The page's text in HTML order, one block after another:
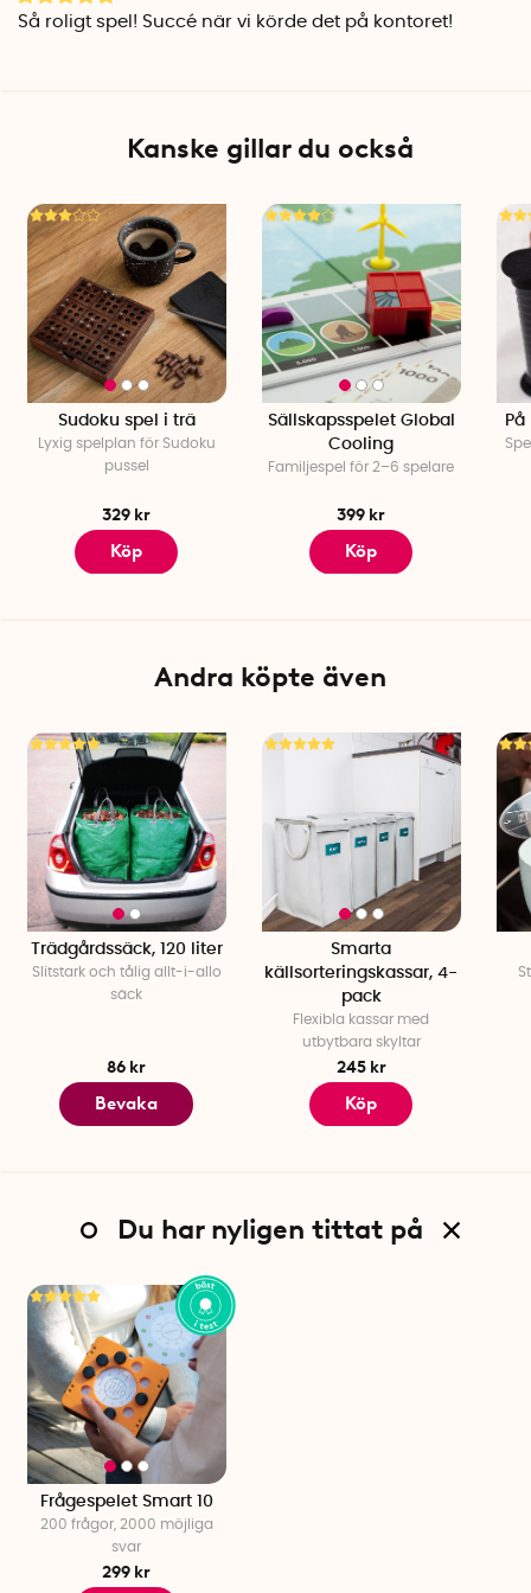
Så roligt spel! Succé när vi körde det på kontoret!
Kanske gillar du också
Sudoku spel i trä
Lyxig spelplan för Sudoku
pussel
329 kr
Köp
Sällskapsspelet Global
Cooling
Familjespel för 2–6 spelare
399 kr
Köp
Andra köpte även
Trädgårdssäck, 120 liter
Slitstark och tålig allt-i-allo
säck
86 kr
Bevaka
Smarta
källsorteringskassar, 4-
pack
Flexibla kassar med
utbytbara skyltar
245 kr
Köp
Du har nyligen tittat på
Frågespelet Smart 10
200 frågor, 2000 möjliga
svar
299 kr